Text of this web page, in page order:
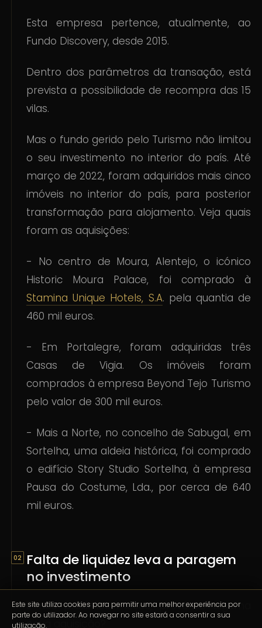
Esta empresa pertence, atualmente, ao
Fundo Discovery, desde 2015.
Dentro dos parâmetros da transação, está
prevista a possibilidade de recompra das 15
vilas.
Mas o fundo gerido pelo Turismo não limitou
o seu investimento no interior do país. Até
março de 2022, foram adquiridos mais cinco
imóveis no interior do país, para posterior
transformação para alojamento. Veja quais
foram as aquisições:
- No centro de Moura, Alentejo, o icónico
Historic Moura Palace, foi comprado à
Stamina Unique Hotels, S.A. pela quantia de
460 mil euros.
- Em Portalegre, foram adquiridas três
Casas de Vigia. Os imóveis foram
comprados à empresa Beyond Tejo Turismo
pelo valor de 300 mil euros.
- Mais a Norte, no concelho de Sabugal, em
Sortelha, uma aldeia histórica, foi comprado
o edifício Story Studio Sortelha, à empresa
Pausa do Costume, Lda., por cerca de 640
mil euros.
Falta de liquidez leva a paragem
no investimento
E nos próximos meses, prevê-se alguma
nova aquisição?
Este site utiliza cookies para permitir uma melhor experiência por
parte do utilizador. Ao navegar no site estará a consentir a sua
utilização.